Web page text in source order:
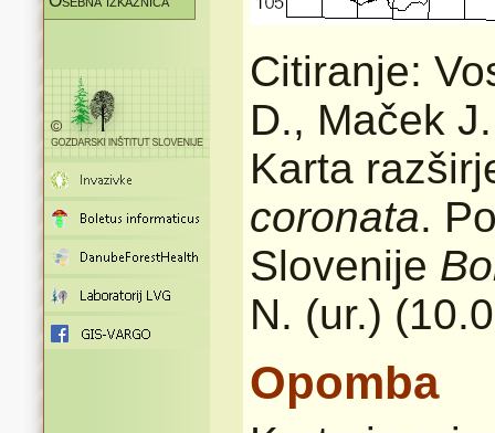
Citiranje:
D., Maček
Karta
coronata.
Slovenije
N. (ur.)
Opomba